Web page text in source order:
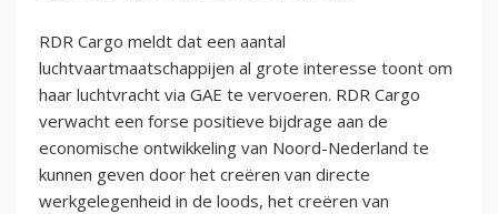
RDR Cargo meldt dat een aantal
luchtvaartmaatschappijen al grote interesse toont om
haar luchtvracht via GAE te vervoeren. RDR Cargo
verwacht een forse positieve bijdrage aan de
economische ontwikkeling van Noord-Nederland te
kunnen geven door het creëren van directe
werkgelegenheid in de loods, het creëren van